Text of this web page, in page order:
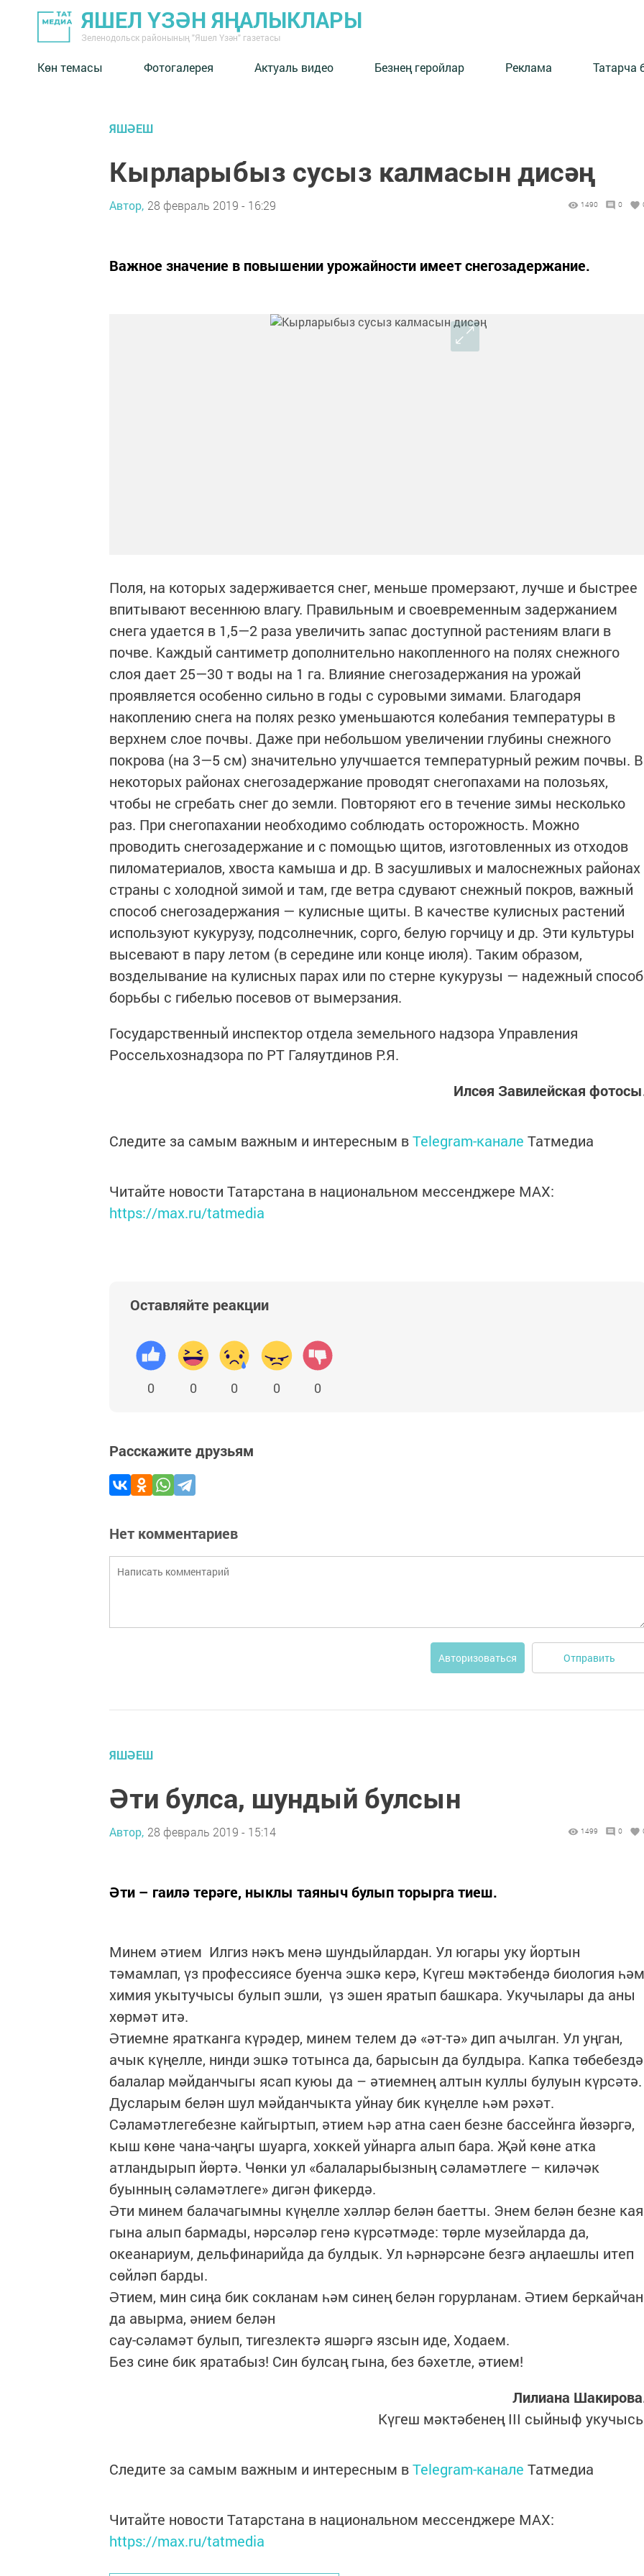
ЯШЕЛ ҮЗӘН ЯҢАЛЫКЛАРЫ
Зеленодольск районының "Яшел Үзән" газетасы
Көн темасы Фотогалерея Актуаль видео Безнең геройлар Реклама Татарча
ЯШӘЕШ
Кырларыбыз сусыз калмасын дисәң
Автор, 28 февраль 2019 - 16:29 1490 0
Важное значение в повышении урожайности имеет снегозадержание.
Поля, на которых задерживается снег, меньше промерзают, лучше и быстрее
впитывают весеннюю влагу. Правильным и своевременным задержанием
снега удается в 1,5—2 раза увеличить запас доступной растениям влаги в
почве. Каждый сантиметр дополнительно накопленного на полях снежного
слоя дает 25—30 т воды на 1 га. Влияние снегозадержания на урожай
проявляется особенно сильно в годы с суровыми зимами. Благодаря
накоплению снега на полях резко уменьшаются колебания температуры в
верхнем слое почвы. Даже при небольшом увеличении глубины снежного
покрова (на 3—5 см) значительно улучшается температурный режим почвы. В
некоторых районах снегозадержание проводят снегопахами на полозьях,
чтобы не сгребать снег до земли. Повторяют его в течение зимы несколько
раз. При снегопахании необходимо соблюдать осторожность. Можно
проводить снегозадержание и с помощью щитов, изготовленных из отходов
пиломатериалов, хвоста камыша и др. В засушливых и малоснежных районах
страны с холодной зимой и там, где ветра сдувают снежный покров, важный
способ снегозадержания — кулисные щиты. В качестве кулисных растений
используют кукурузу, подсолнечник, сорго, белую горчицу и др. Эти культуры
высевают в пару летом (в середине или конце июля). Таким образом,
возделывание на кулисных парах или по стерне кукурузы — надежный способ
борьбы с гибелью посевов от вымерзания.
Государственный инспектор отдела земельного надзора Управления
Россельхознадзора по РТ Галяутдинов Р.Я.
Илсөя Завилейская
Следите за самым важным и интересным вTelegram-канале Татмедиа
Читайте новости Татарстана в национальном мессенджере MАХ:
https://max.ru/tatmedia
Оставляйте реакции
0 0 0 0 0
Расскажите друзьям
Нет комментариев
Авторизоваться Отправить
ЯШӘЕШ
Әти булса, шундый булсын
Автор, 28 февраль 2019 - 15:14 1499 0
Әти – гаилә терәге, ныклы таяныч булып торырга тиеш.
Минем әтием Илгиз нәкъ менә шундыйлардан. Ул югары уку йортын
тәмамлап, үз профессиясе буенча эшкә керә, Күгеш мәктәбендә биология һәм
химия укытучысы булып эшли, үз эшен яратып башкара. Укучылары да аны
хөрмәт итә.
Әтиемне яратканга күрәдер, минем телем дә «әт-тә» дип ачылган. Ул уңган,
ачык күңелле, нинди эшкә тотынса да, барысын да булдыра. Капка төбебездә
балалар мәйданчыгы ясап куюы да – әтиемнең алтын куллы булуын күрсәтә.
Дусларым белән шул мәйданчыкта уйнау бик күңелле һәм рәхәт.
Сәламәтлегебезне кайгыртып, әтием һәр атна саен безне бассейнга йөзәргә,
кыш көне чана-чаңгы шуарга, хоккей уйнарга алып бара. Җәй көне атка
атландырып йөртә. Чөнки ул «балаларыбызның сәламәтлеге – киләчәк
буынның сәламәтлеге» дигән фикердә.
Әти минем балачагымны күңелле хәлләр белән баетты. Энем белән безне кая
гына алып бармады, нәрсәләр генә күрсәтмәде: төрле музейларда да,
океанариум, дельфинарийда да булдык. Ул һәрнәрсәне безгә аңлаешлы итеп
сөйләп барды.
Әтием, мин сиңа бик сокланам һәм синең белән горурланам. Әтием беркайчан
да авырма, әнием белән
сау-сәламәт булып, тигезлектә яшәргә язсын иде, Ходаем.
Без сине бик яратабыз! Син булсаң гына, без бәхетле, әтием!
Лилиана
Күгеш мәктәбенең III сыйныф
Следите за самым важным и интересным вTelegram-канале Татмедиа
Читайте новости Татарстана в национальном мессенджере MАХ:
https://max.ru/tatmedia